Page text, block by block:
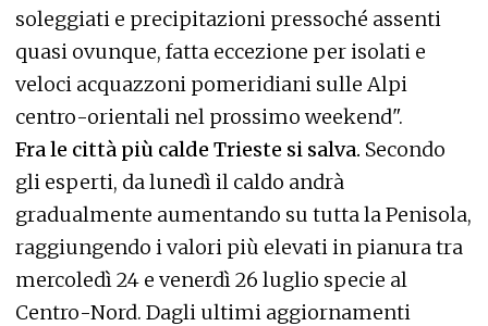
soleggiati e precipitazioni pressoché assenti
quasi ovunque, fatta eccezione per isolati e
veloci acquazzoni pomeridiani sulle Alpi
centro-orientali nel prossimo weekend".
Fra le città più calde Trieste si salva. Secondo
gli esperti, da lunedì il caldo andrà
gradualmente aumentando su tutta la Penisola,
raggiungendo i valori più elevati in pianura tra
mercoledì 24 e venerdì 26 luglio specie al
Centro-Nord. Dagli ultimi aggiornamenti